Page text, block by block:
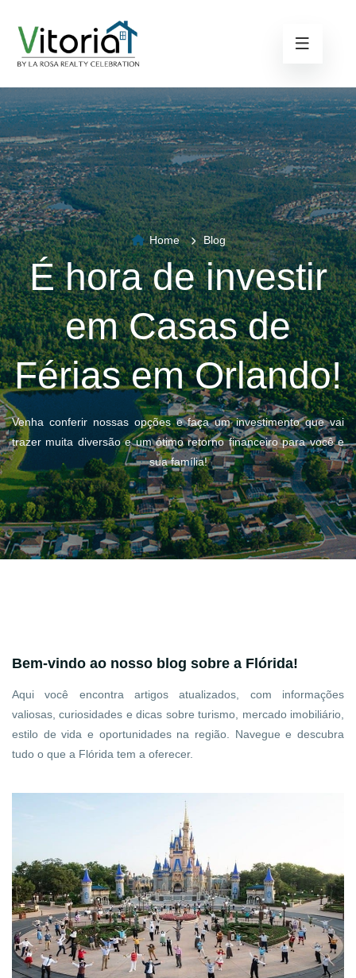
Home Blog
É hora de investir
em Casas de
Férias em Orlando!
Venha conferir nossas opções e faça um investimento que vai
trazer muita diversão e um ótimo retorno financeiro para você e
sua família!
Bem-vindo ao nosso blog sobre a Flórida!
Aqui você encontra artigos atualizados, com informações
valiosas, curiosidades e dicas sobre turismo, mercado imobiliário,
estilo de vida e oportunidades na região. Navegue e descubra
tudo o que a Flórida tem a oferecer.